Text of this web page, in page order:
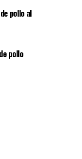
pollo al
pollo